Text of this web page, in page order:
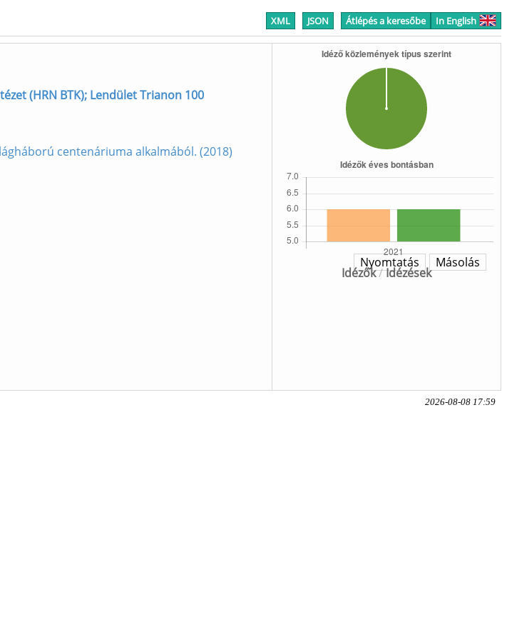
XML JSON Átlépés a keresőbe In English
Idézők/Idézések
(HRN BTK); Lendület Trianon 100
centenáriuma alkalmából. (2018)
Másolás
Nyomtatás
2026-08-08 17:59